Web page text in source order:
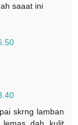
saaat ini
skrng lamban